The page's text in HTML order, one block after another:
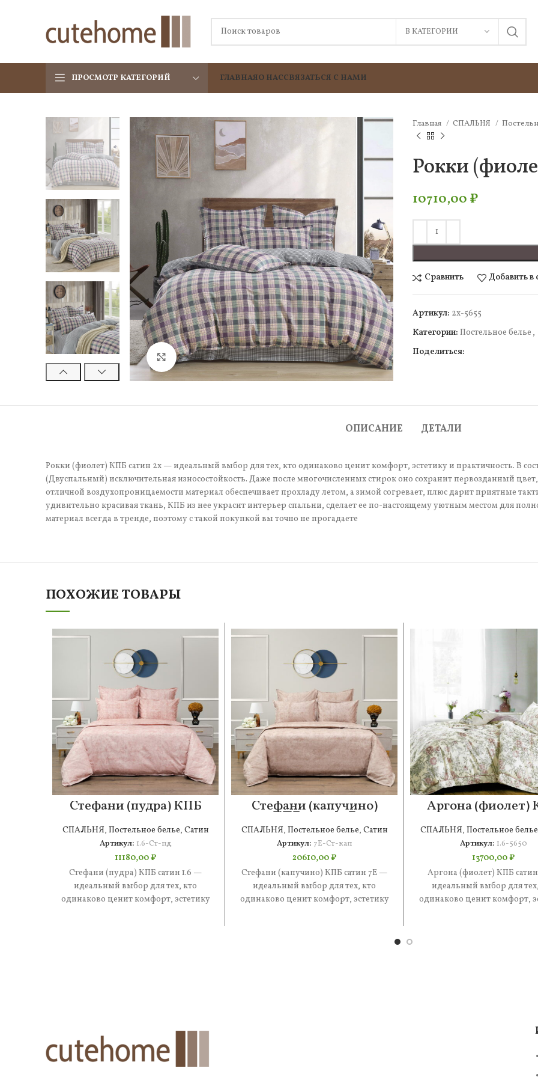
В КАТЕГОРИИ
ПРОСМОТР КАТЕГОРИЙ ГЛАВНАЯО НАССВЯЗАТЬСЯ С НАМИ
Нажмите, чтобы увеличить
Главная СПАЛЬНЯ
Рокки
10710,00₽
Сравнить Добавить в
Артикул: 2х-5655
Категории: Постельное белье ,
Поделиться:
ОПИСАНИЕ ДЕТАЛИ
Рокки (фиолет) КПБ сатин 2х — идеальный выбор для тех, кто одинаково ценит комфорт, эстетику и практичность. В
(Двуспальный) исключительная износостойкость. Даже после многочисленных стирок оно сохранит первозданный
отличной воздухопроницаемости материал обеспечивает прохладу летом, а зимой согревает, плюс дарит приятные
удивительно красивая ткань, КПБ из нее украсит интерьер спальни, сделает ее по-настоящему уютным местом для
материал всегда в тренде, поэтому с такой покупкой вы точно не прогадаете
ПОХОЖИЕ ТОВАРЫ
Стефани (пудра) КПБ
сатин 1.6
СПАЛЬНЯ, Постельное белье, Сатин
Артикул: 1.6-Ст-пд
11180,00₽
Стефани (пудра) КПБ сатин 1.6 —
идеальный выбор для тех, кто
одинаково ценит комфорт, эстетику
Стефани (капучино)
КПБ сатин 7Е
СПАЛЬНЯ, Постельное белье, Сатин
Артикул: 7Е-Ст-кап
20610,00₽
Стефани (капучино) КПБ сатин 7Е —
идеальный выбор для тех, кто
одинаково ценит комфорт, эстетику
Аргона (фиолет)
сатин 1.6
СПАЛЬНЯ, Постельное белье
Артикул: 1.6-5650
13700,00₽
Аргона (фиолет) КПБ
идеальный выбор для
одинаково ценит комфорт,